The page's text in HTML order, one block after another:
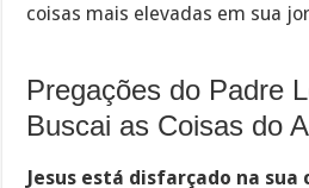
coisas mais elevadas em sua
Pregações do Padre
Buscai as Coisas do
Jesus está disfarçado na sua